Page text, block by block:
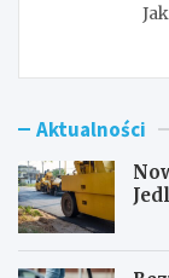
Aktualności